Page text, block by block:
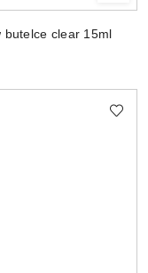
butelce clear 15ml